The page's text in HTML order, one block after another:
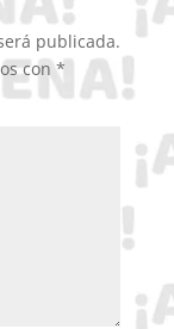
publicada.
con*